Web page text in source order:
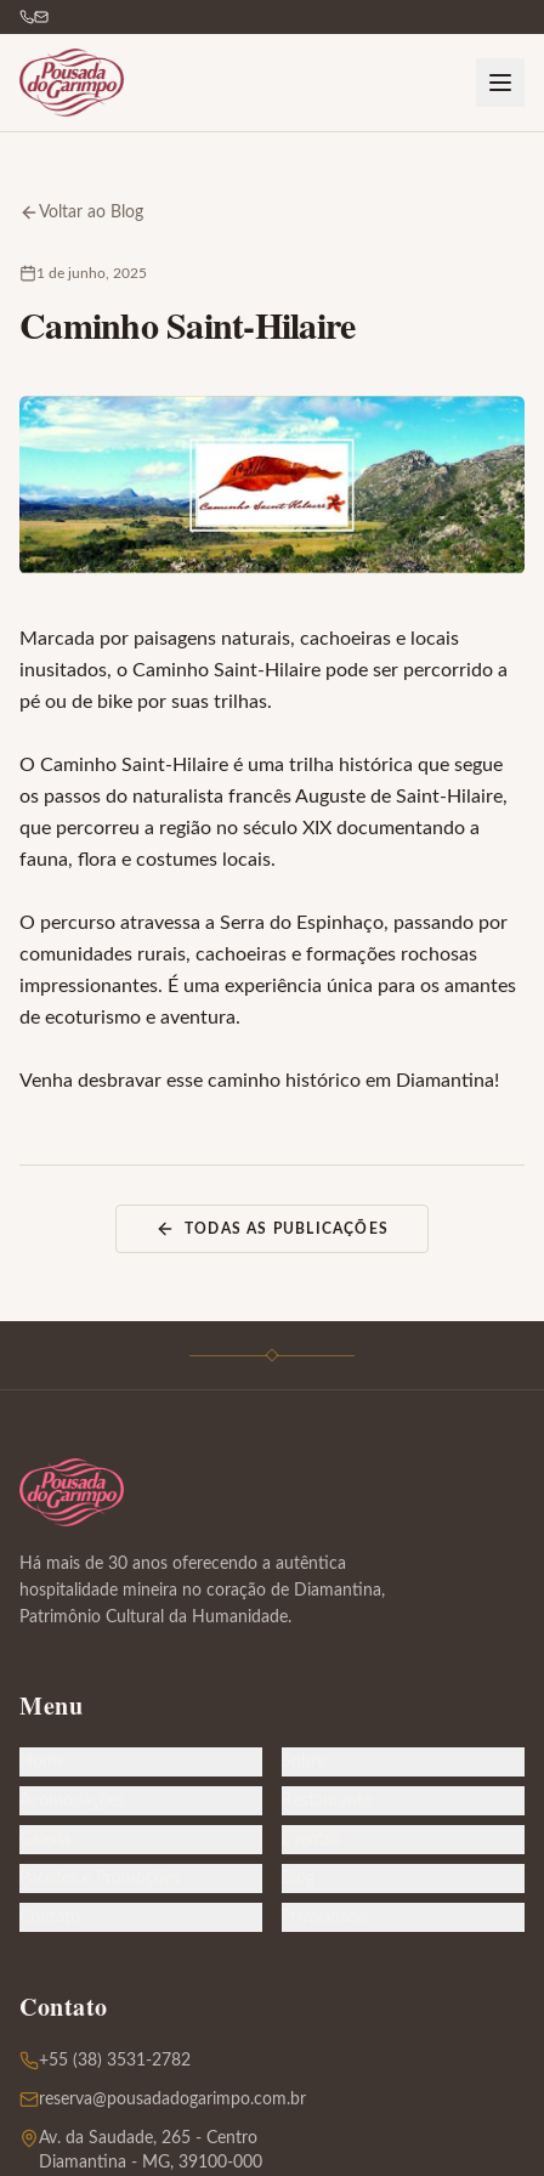
Voltar ao Blog
1 de junho, 2025
Caminho Saint-Hilaire
Marcada por paisagens naturais, cachoeiras e locais
inusitados, o Caminho Saint-Hilaire pode ser percorrido a
pé ou de bike por suas trilhas.
O Caminho Saint-Hilaire é uma trilha histórica que segue
os passos do naturalista francês Auguste de Saint-Hilaire,
que percorreu a região no século XIX documentando a
fauna, flora e costumes locais.
O percurso atravessa a Serra do Espinhaço, passando por
comunidades rurais, cachoeiras e formações rochosas
impressionantes. É uma experiência única para os amantes
de ecoturismo e aventura.
Venha desbravar esse caminho histórico em Diamantina!
TODAS AS PUBLICAÇÕES
Há mais de 30 anos oferecendo a autêntica
hospitalidade mineira no coração de Diamantina,
Patrimônio Cultural da Humanidade.
Menu
Contato
+55 (38) 3531-2782
reserva@pousadadogarimpo.com.br
Av. da Saudade, 265 - Centro
Diamantina - MG, 39100-000